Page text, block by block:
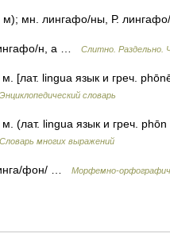
мн. лингафо/ны, Р.
н, а … Слитно. Раздельно.
[лат. lingua язык и греч.
Энциклопедический словарь
(лат. lingua язык и греч. phōn
Словарь многих выражений
фон/ … Морфемно-